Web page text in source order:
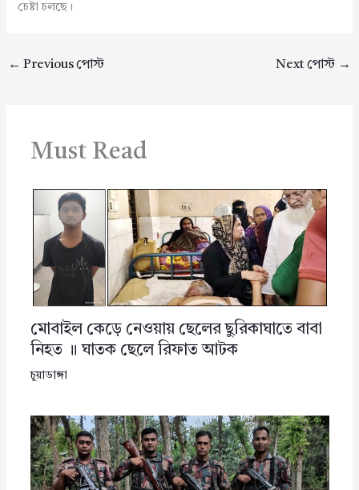
চেষ্টা চলছে।
← Previous পোস্ট Next পোস্ট →
Must Read
মোবাইল কেড়ে নেওয়ায় ছেলের ছুরিকাঘাতে বাবা
নিহত ॥ ঘাতক ছেলে রিফাত আটক
চুয়াডাঙ্গা